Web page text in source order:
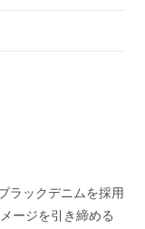
ラックデニムを採用
ージを引き締める